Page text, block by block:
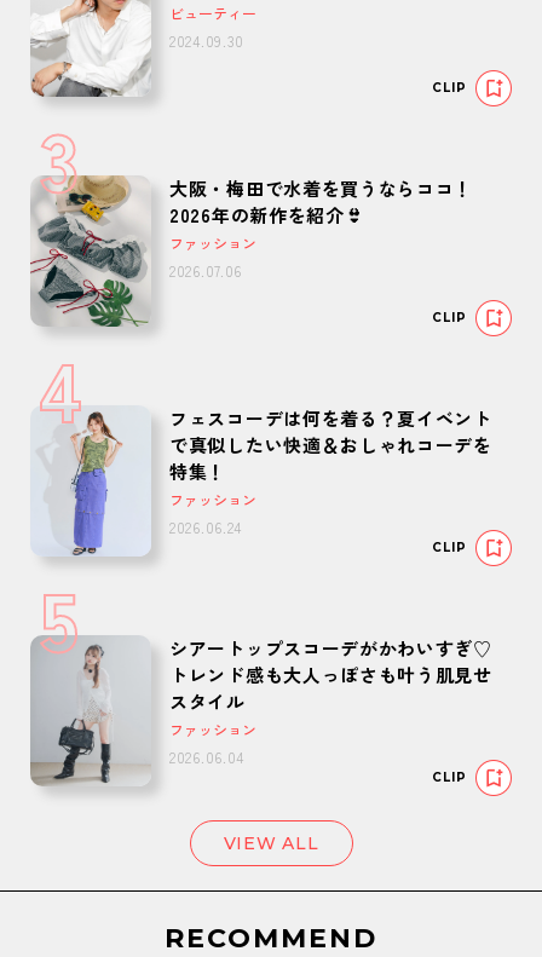
ビューティー
2024.09.30
CLIP
3
大阪・梅田で水着を買うならココ！
2026年の新作を紹介👙
ファッション
2026.07.06
CLIP
4
フェスコーデは何を着る？夏イベント
で真似したい快適＆おしゃれコーデを
特集！
ファッション
2026.06.24
CLIP
5
シアートップスコーデがかわいすぎ♡
トレンド感も大人っぽさも叶う肌見せ
スタイル
ファッション
2026.06.04
CLIP
VIEW ALL
RECOMMEND